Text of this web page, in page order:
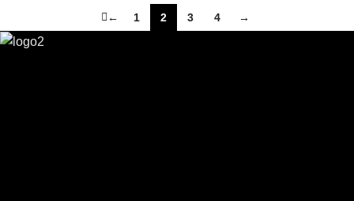
← 1 2 3 4 →